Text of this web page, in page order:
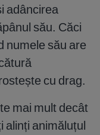
adâncirea
său. Căci
numele său are
cu drag.
mai mult decât
alinți animăluțul